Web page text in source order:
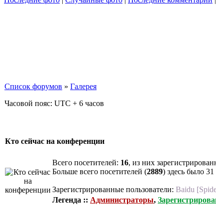
Список форумов » Галерея
Часовой пояс: UTC + 6 часов
Кто сейчас на конференции
Всего посетителей: 16, из них
Больше всего посетителей (2889) здесь было
Зарегистрированные пользователи: Baidu
Легенда :: Администраторы,